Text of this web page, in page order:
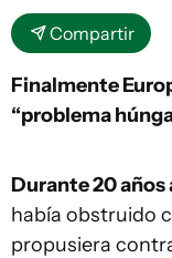
Compartir
Finalmente
“problema
Durante 20
había obstruido
propusiera